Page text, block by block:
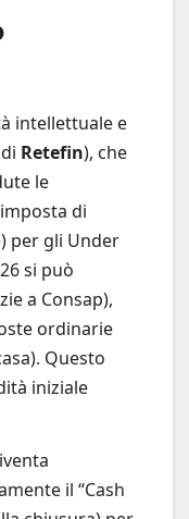
intellettuale e
Retefin), che
le
di
per gli Under
si può
a Consap),
ordinarie
Questo
iniziale
il “Cash